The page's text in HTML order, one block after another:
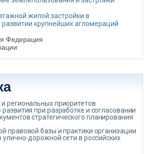
жилой застройки в
крупнейших агломераций
Федерация
региональных приоритетов
при разработке и согласовании
стратегического планирования
правовой базы и практики организации
улично-дорожной сети в российских